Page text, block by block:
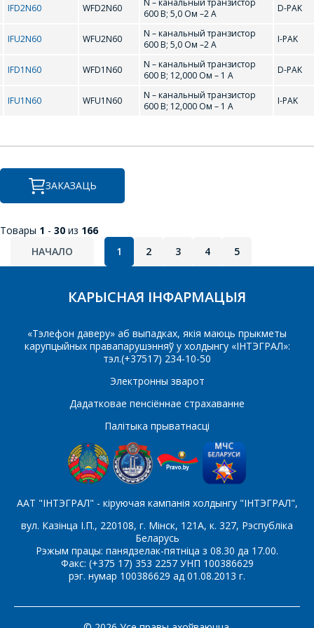
IRF9540
IRF9Z34
IRFP250
IRFU420
IRFZ24
IRFZ44
IRFZ45 IRFZ46
IRFZ48 IRL520
IRL630 IRL640
IRLZ44
SSU1N60 STP2NC60
STP4NK60Z STP5NK80Z
TN0535 TN0540
IFD2N60 WFD2N60
N – канальный транзистор
600 В; 5,0 Ом –2 А
D-PAK
IFU2N60 WFU2N60
N – канальный транзистор
600 В; 5,0 Ом –2 А
I-PAK
IFD1N60 WFD1N60
N – канальный транзистор
600 В; 12,000 Ом – 1 А
D-PAK
IFU1N60 WFU1N60
N – канальный транзистор
600 В; 12,000 Ом – 1 А
I-PAK
ЗАКАЗАЦЬ
Товары 1 - 30 из 166
НАЧАЛО
1 2 3 4 5
КАРЫСНАЯ ІНФАРМАЦЫЯ
«Тэлефон даверу» аб выпадках, якія маюць прыкметы
карупцыйных правапарушэнняў у холдынгу «ІНТЭГРАЛ»:
тэл.(+37517) 234-10-50
Электронны зварот
Дадатковае пенсіённае страхаванне
Палітыка прыватнасці
ААТ "ІНТЭГРАЛ" - кіруючая кампанія холдынгу "ІНТЭГРАЛ",
вул. Казінца І.П., 220108, г. Мінск, 121А, к. 327, Рэспубліка
Беларусь
Рэжым працы: панядзелак-пятніца з 08.30 да 17.00.
Факс: (+375 17) 353 2257 УНП 100386629
рэг. нумар 100386629 ад 01.08.2013 г.
E-mail
Які цікавіць тавар/паслуга
*- обязательные поля